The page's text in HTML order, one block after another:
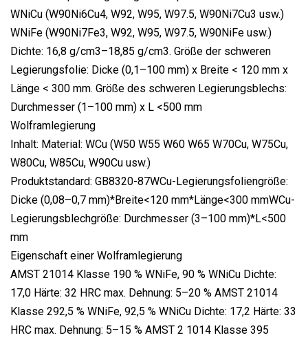
WNiCu (W90Ni6Cu4, W92, W95, W97.5, W90Ni7Cu3 usw.)
WNiFe (W90Ni7Fe3, W92, W95, W97.5, W90NiFe usw.)
Dichte: 16,8 g/cm3–18,85 g/cm3. Größe der schweren
Legierungsfolie: Dicke (0,1–100 mm) x Breite < 120 mm x
Länge < 300 mm. Größe des schweren Legierungsblechs:
Durchmesser (1–100 mm) x L <500 mm
Wolframlegierung
Inhalt: Material: WCu (W50 W55 W60 W65 W70Cu, W75Cu,
W80Cu, W85Cu, W90Cu usw.)
Produktstandard: GB8320-87WCu-Legierungsfoliengröße:
Dicke (0,08–0,7 mm)*Breite<120 mm*Länge<300 mmWCu-
Legierungsblechgröße: Durchmesser (3–100 mm)*L<500
mm
Eigenschaft einer Wolframlegierung
AMST 21014 Klasse 190 % WNiFe, 90 % WNiCu Dichte:
17,0 Härte: 32 HRC max. Dehnung: 5–20 % AMST 21014
Klasse 292,5 % WNiFe, 92,5 % WNiCu Dichte: 17,2 Härte: 33
HRC max. Dehnung: 5–15 % AMST 2 1014 Klasse 395